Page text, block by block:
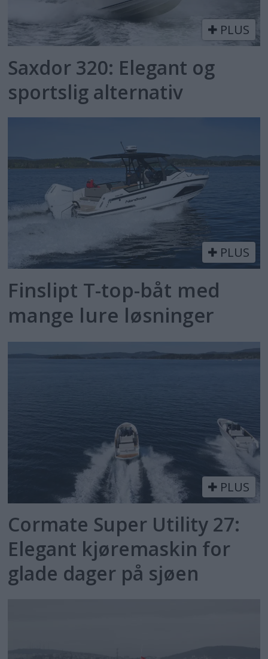
PLUS
Saxdor 320: Elegant og
sportslig alternativ
PLUS
Finslipt T-top-båt med
mange lure løsninger
PLUS
Cormate Super Utility 27:
Elegant kjøremaskin for
glade dager på sjøen